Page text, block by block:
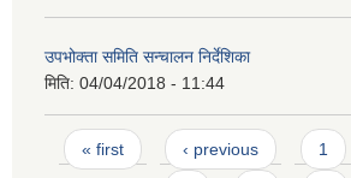
उपभोक्ता समिति सन्चालन निर्देशिका
मिति: 04/04/2018 - 11:44
Pages
« first ‹ previous 1